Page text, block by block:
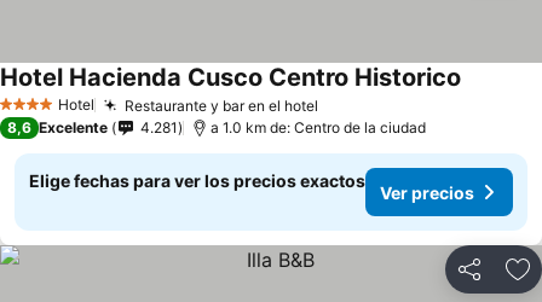
4 EstrellasHotel Restaurante y bar en el hotel
Hotel Hacienda Cusco Centro Historico
8,6 Excelente 4.281 a 1.0 km de: Centro de la ciudad
Elige fechas para ver los precios exactos
Ver precios
Compartir